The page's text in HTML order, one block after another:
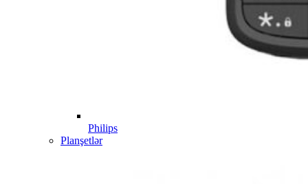
Philips
Planşetlər